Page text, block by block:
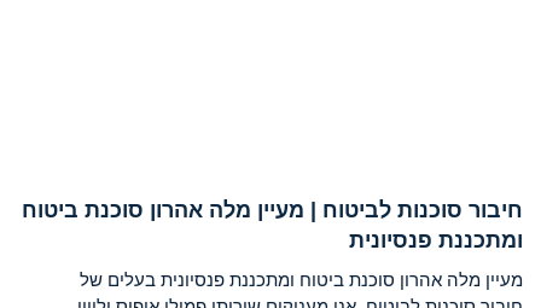
חיבור סוכנות לביטוח | מעיין מלה אהרון סוכנת ביטוח
ומתכננת פנסיונית
מעיין מלה אהרון סוכנת ביטוח ומתכננת פנסיונית בעלים של